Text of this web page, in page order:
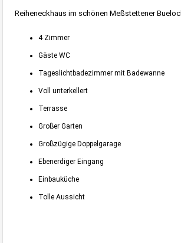
Reiheneckhaus im schönen Meßstettener
4 Zimmer
Gäste WC
Tageslichtbadezimmer mit Badewanne
Voll unterkellert
Terrasse
Großer Garten
Großzügige Doppelgarage
Ebenerdiger Eingang
Einbauküche
Tolle Aussicht